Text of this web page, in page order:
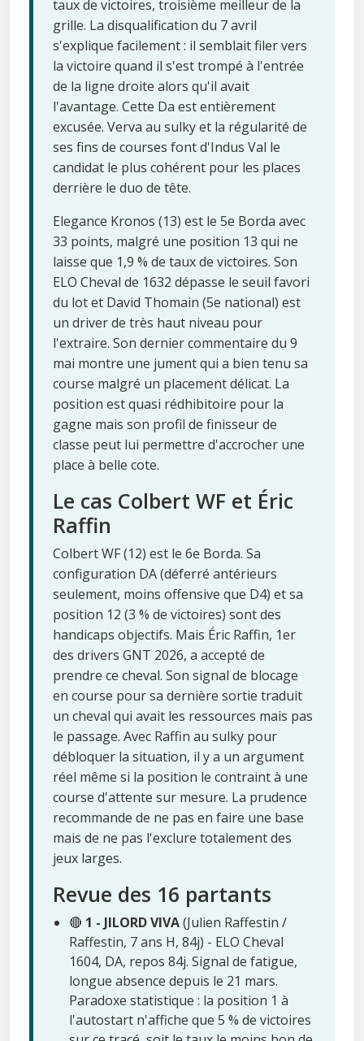
taux de victoires, troisième meilleur de la
grille. La disqualification du 7 avril
s'explique facilement : il semblait filer vers
la victoire quand il s'est trompé à l'entrée
de la ligne droite alors qu'il avait
l'avantage. Cette Da est entièrement
excusée. Verva au sulky et la régularité de
ses fins de courses font d'Indus Val le
candidat le plus cohérent pour les places
derrière le duo de tête.
Elegance Kronos (13) est le 5e Borda avec
33 points, malgré une position 13 qui ne
laisse que 1,9 % de taux de victoires. Son
ELO Cheval de 1632 dépasse le seuil favori
du lot et David Thomain (5e national) est
un driver de très haut niveau pour
l'extraire. Son dernier commentaire du 9
mai montre une jument qui a bien tenu sa
course malgré un placement délicat. La
position est quasi rédhibitoire pour la
gagne mais son profil de finisseur de
classe peut lui permettre d'accrocher une
place à belle cote.
Le cas Colbert WF et Éric
Raffin
Colbert WF (12) est le 6e Borda. Sa
configuration DA (déferré antérieurs
seulement, moins offensive que D4) et sa
position 12 (3 % de victoires) sont des
handicaps objectifs. Mais Éric Raffin, 1er
des drivers GNT 2026, a accepté de
prendre ce cheval. Son signal de blocage
en course pour sa dernière sortie traduit
un cheval qui avait les ressources mais pas
le passage. Avec Raffin au sulky pour
débloquer la situation, il y a un argument
réel même si la position le contraint à une
course d'attente sur mesure. La prudence
recommande de ne pas en faire une base
mais de ne pas l'exclure totalement des
jeux larges.
Revue des 16 partants
🔴 1 - JILORD VIVA(Julien Raffestin /
Raffestin, 7 ans H, 84j) - ELO Cheval
1604, DA, repos 84j. Signal de fatigue,
longue absence depuis le 21 mars.
Paradoxe statistique : la position 1 à
l'autostart n'affiche que 5 % de victoires